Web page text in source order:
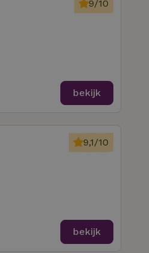
9/10
bekijk
9,1/10
bekijk